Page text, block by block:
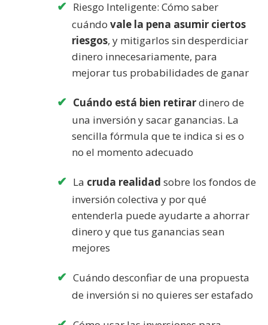
Riesgo Inteligente: Cómo saber
cuándo vale la pena asumir ciertos
riesgos, y mitigarlos sin desperdiciar
dinero innecesariamente, para
mejorar tus probabilidades de ganar
Cuándo está bien retirardinero de
una inversión y sacar ganancias. La
sencilla fórmula que te indica si es o
no el momento adecuado
La cruda realidad sobre los fondos de
inversión colectiva y por qué
entenderla puede ayudarte a ahorrar
dinero y que tus ganancias sean
mejores
Cuándo desconfiar de una propuesta
de inversión si no quieres ser estafado